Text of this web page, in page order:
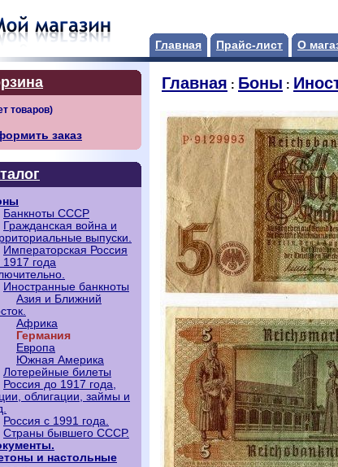
Главная Прайс-лист О
заказ
Банкноты СССР
Гражданская война и
выпуски.
Императорская Россия
1917 года
Иностранные банкноты
Азия и Ближний
Африка
Германия
Европа
Южная Америка
Лотерейные билеты
Россия до 1917 года,
облигации, займы и
Россия с 1991 года.
Страны бывшего СССР.
и настольные
Главная : Боны :